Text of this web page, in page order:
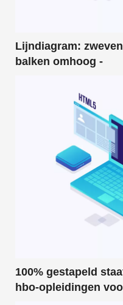
TechTV
Lijndiagram:
balken omhoog -
100% gestapeld
hbo-opleidingen